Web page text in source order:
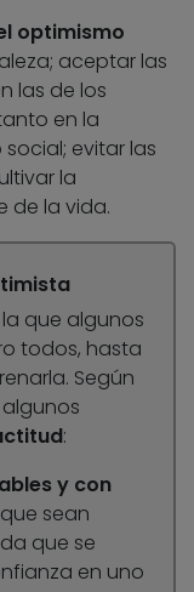
optimismo
aceptar las
las de los
en la
evitar las
la
de la vida.
que algunos
todos, hasta
Según
algunos
:
y con
sean
que se
en uno